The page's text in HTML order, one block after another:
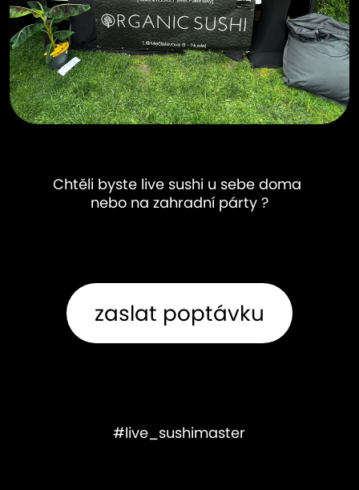
Chtěli byste live sushi u sebe doma
nebo na zahradní párty ?
zaslat poptávku
#live_sushimaster